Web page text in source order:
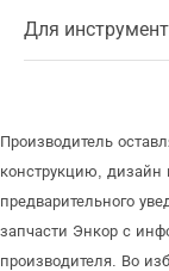
Для
Производитель
конструкцию, дизайн
предварительного
запчасти Энкор с
производителя. Во